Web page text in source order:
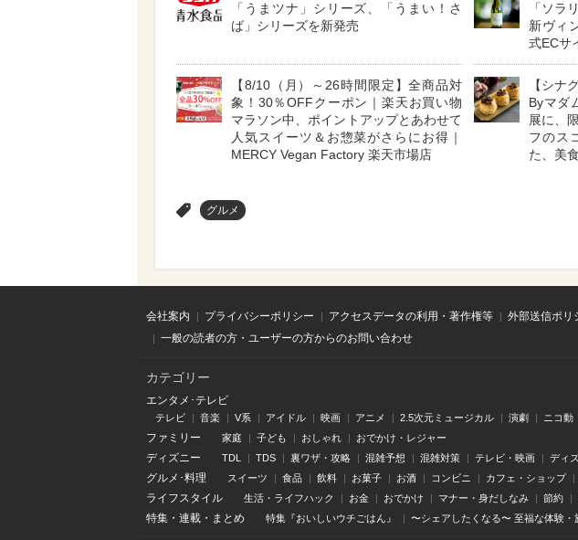
「うまツナ」シリーズ、「うまい！さ
ば」シリーズを新発売
「ソラ
新ヴィ
式ECサ
【8/10（月）～26時間限定】全商品対
象！30％OFFクーポン｜楽天お買い物
マラソン中、ポイントアップとあわせて
人気スイーツ＆お惣菜がさらにお得｜
MERCY Vegan Factory 楽天市場店
【シナ
Byマダ
展に、
フのス
た、美
グルメ
会社案内 プライバシーポリシー アクセスデータの利用・著作権等 外部送信ポリ
一般の読者の方・ユーザーの方からのお問い合わせ
カテゴリー
エンタメ･テレビ
テレビ 音楽 V系 アイドル 映画 アニメ 2.5次元ミュージカル 演劇 ニコ動
ファミリー 家庭 子ども おしゃれ おでかけ・レジャー
ディズニー TDL TDS 裏ワザ・攻略 混雑予想 混雑対策 テレビ・映画 ディ
グルメ･料理 スイーツ 食品 飲料 お菓子 お酒 コンビニ カフェ・ショップ
ライフスタイル 生活・ライフハック お金 おでかけ マナー・身だしなみ 節約
特集 ・ 連載 ・ まとめ 特集『おいしいウチごはん』 〜シェアしたくなる〜 至福な体験・